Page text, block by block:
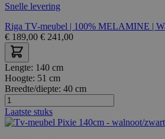
Snelle levering
Riga TV-meubel | 100% MELAMINE |
€ 189,00 € 241,00
Lengte: 140 cm
Hoogte: 51 cm
Breedte/diepte: 40 cm
Laatste stuks